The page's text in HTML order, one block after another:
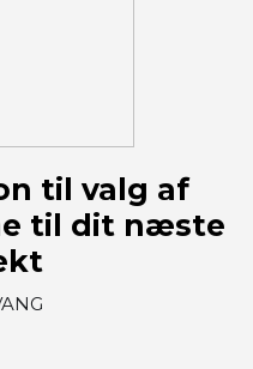
til valg af
til dit næste